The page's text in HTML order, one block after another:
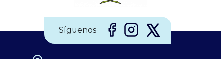
Síguenos